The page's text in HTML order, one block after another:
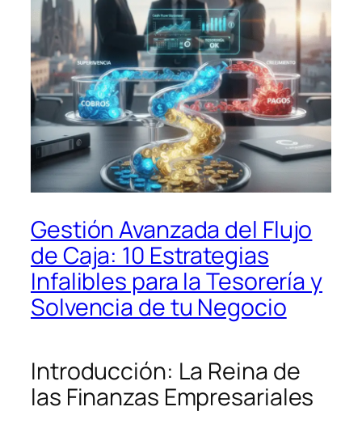
Gestión Avanzada del Flujo
de Caja: 10 Estrategias
Infalibles para la Tesorería y
Solvencia de tu Negocio
Introducción: La Reina de
las Finanzas Empresariales